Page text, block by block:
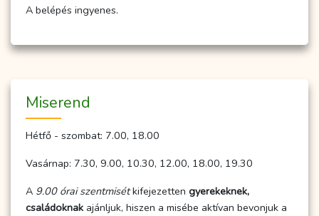
A belépés ingyenes.
Miserend
Hétfő - szombat: 7.00, 18.00
Vasárnap: 7.30, 9.00, 10.30, 12.00, 18.00, 19.30
A 9.00 órai szentmisétkifejezetten gyerekeknek,
családoknak ajánljuk, hiszen a misébe aktívan bevonjuk a